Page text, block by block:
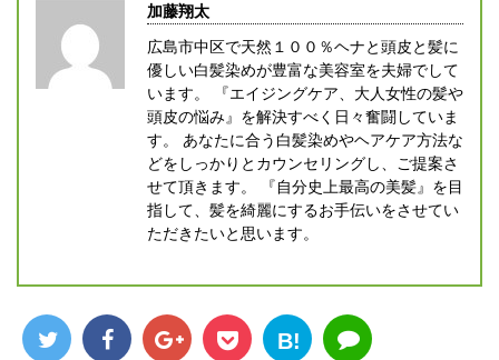
加藤翔太
広島市中区で天然１００％ヘナと頭皮と髪に
優しい白髪染めが豊富な美容室を夫婦でして
います。 『エイジングケア、大人女性の髪や
頭皮の悩み』を解決すべく日々奮闘していま
す。 あなたに合う白髪染めやヘアケア方法な
どをしっかりとカウンセリングし、ご提案さ
せて頂きます。 『自分史上最高の美髪』を目
指して、髪を綺麗にするお手伝いをさせてい
ただきたいと思います。
B!